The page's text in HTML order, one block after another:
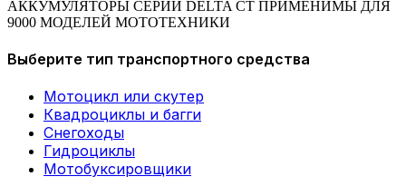
АККУМУЛЯТОРЫ СЕРИИ DELTA CT ПРИМЕНИМЫ ДЛЯ
9000 МОДЕЛЕЙ МОТОТЕХНИКИ
Выберите тип транспортного средства
Мотоцикл или скутер
Квадроциклы и багги
Снегоходы
Гидроциклы
Мотобуксировщики